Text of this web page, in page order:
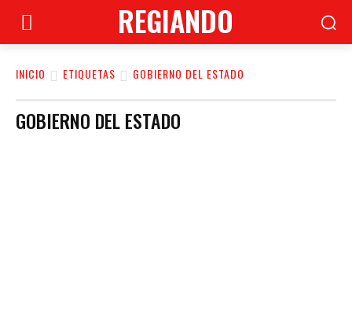
REGIANDO
INICIO ETIQUETAS GOBIERNO DEL ESTADO
GOBIERNO DEL ESTADO